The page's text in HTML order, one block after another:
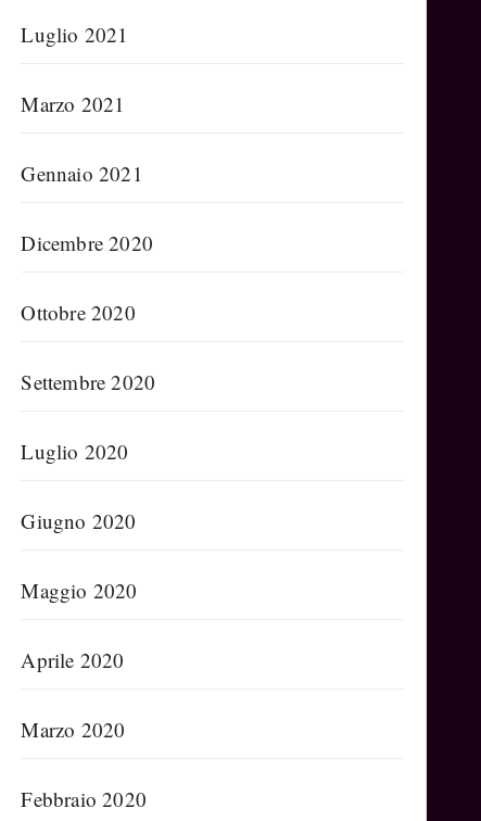
Luglio 2021
Marzo 2021
Gennaio 2021
Dicembre 2020
Ottobre 2020
Settembre 2020
Luglio 2020
Giugno 2020
Maggio 2020
Aprile 2020
Marzo 2020
Febbraio 2020